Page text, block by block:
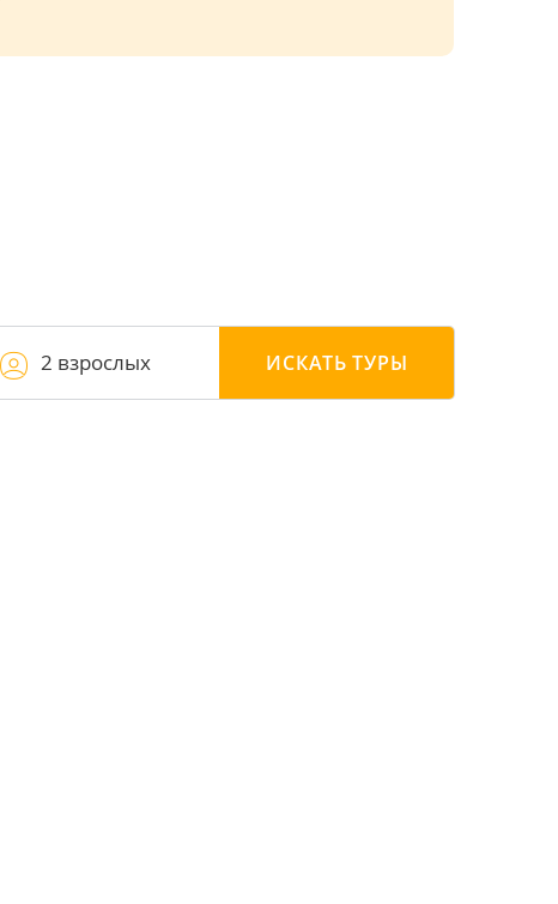
2 взрослых ИСКАТЬ ТУРЫ